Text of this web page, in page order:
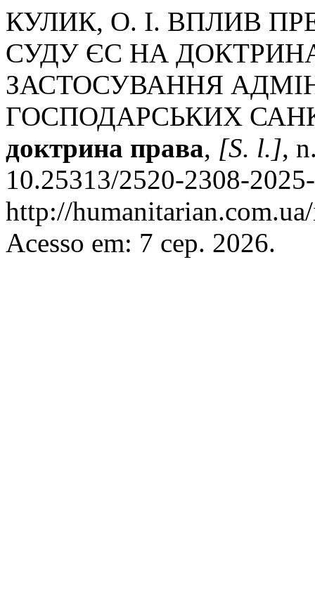
КУЛИК, О. І. ВПЛИВ
СУДУ ЄС НА
ЗАСТОСУВАННЯ
ГОСПОДАРСЬКИХ
доктрина права, [S. l.],
10.25313/2520-2308-
http://
Acesso em: 7 сер. 2026.